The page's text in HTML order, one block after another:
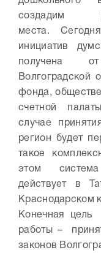
создадим
места.
инициатив
получена
Волгоградской
фонда,
счетной
случае
регион будет
такое
этом
действует в
Конечная цель
работы –
законов